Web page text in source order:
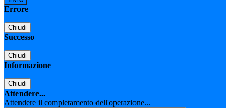
Errore
Chiudi
Successo
Chiudi
Informazione
Chiudi
Attendere...
Attendere il completamento dell'operazione...